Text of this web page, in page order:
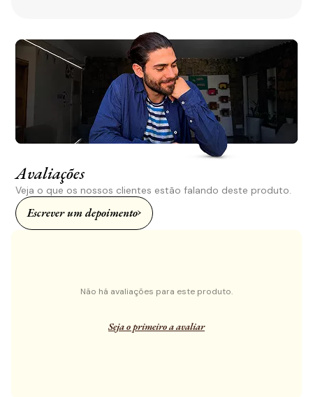
Avaliações
Veja o que os nossos clientes estão falando deste produto.
Escrever um depoimento
Não há avaliações para este produto.
Seja o primeiro a avaliar